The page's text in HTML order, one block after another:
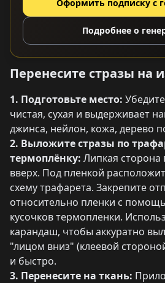
Оформить подписку с
Подробнее о
Перенесите стразы на
1. Подготовьте место:
чистая, сухая и выдерживает
джинса, нейлон, кожа, дерево
2. Выложите стразы по
термоплёнку: Липкая
вверх. Под пленкой
схему трафарета. Закрепите
относительно пленки с
кусочков термопленки.
карандаш, чтобы аккуратно
"лицом вниз" (клеевой
и быстро.
3. Перенесите на ткань: